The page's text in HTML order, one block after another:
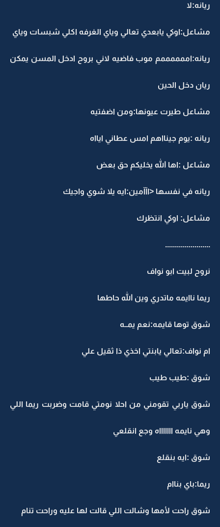
ريانه:لا
مشاعل:اوكي يابعدي تعالي وياي الغرفه اكلي شبسات وياي
ريانه:اممممممم موب فاضيه لاني بروح ادخل المسن يمكن
ريان دخل الحين
مشاعل طيرت عيونها:ومن اضفتيه
ريانه :يوم جينااهم امس عطاني ايااه
مشاعل :اها الله يخليكم حق بعض
ريانه في نفسها <اآآمين:ايه يلا شوي واجيك
مشاعل: اوكي انتظرك
.......................
نروح لبيت ابو نواف
ريما ناايمه ماتدري وين الله حاطها
شوق توها قايمه:نعم يمــه
ام نواف:تعالي يابنتي اخذي ذا ثقيل علي
شوق :طيب طيب
شوق ياربي تقومني من احلا نومتي قامت وضربت ريما اللي
وهي نايمه اااااااه وجع انقلعي
شوق :ايه بنقلع
ريما:باي بناام
شوق راحت لأمها وشالت اللي قالت لها عليه وراحت تنام